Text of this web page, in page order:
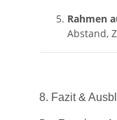
Rahmen
Abstand,
8. Fazit &